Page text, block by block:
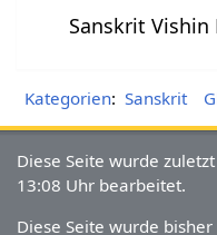
Sanskrit
Kategorien: Sanskrit
Diese Seite wurde
13:08 Uhr bearbeitet.
Diese Seite wurde